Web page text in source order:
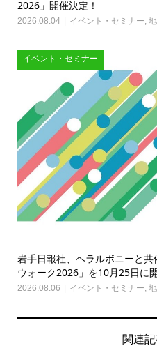
2026」開催決定！
2026.08.04 イベント・セミナー
イベント・セミナー
岩手日報社、ヘラルボニーと
ウォーク2026」を10月25日に
2026.08.06 イベント・セミナー,
関連